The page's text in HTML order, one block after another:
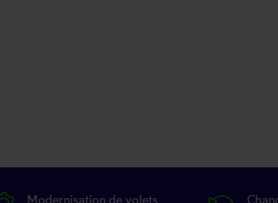
Modernisation de volets